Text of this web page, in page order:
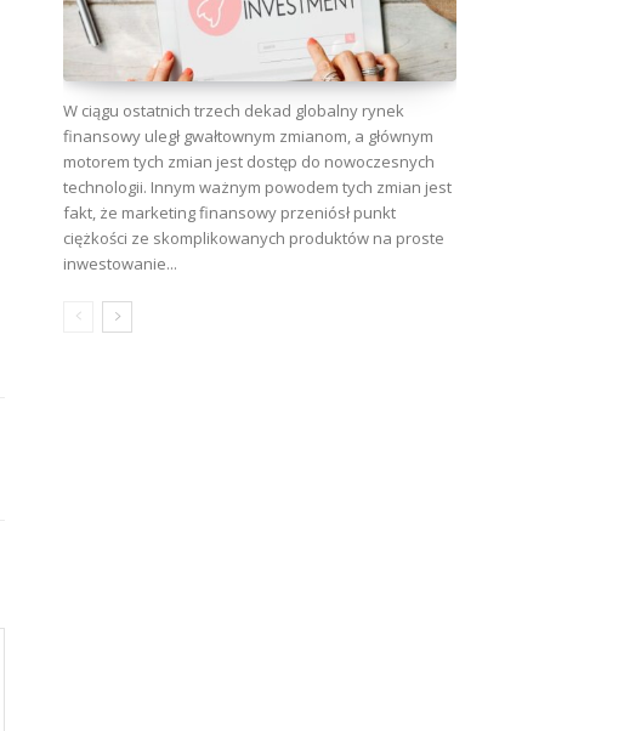
W ciągu ostatnich trzech dekad globalny rynek
finansowy uległ gwałtownym zmianom, a głównym
motorem tych zmian jest dostęp do nowoczesnych
technologii. Innym ważnym powodem tych zmian jest
fakt, że marketing finansowy przeniósł punkt
ciężkości ze skomplikowanych produktów na proste
inwestowanie...